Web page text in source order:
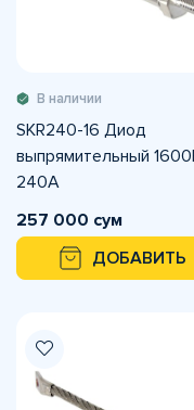
В наличии
SKR240-16 Диод
выпрямительный
240А
257 000 сум
ДОБАВИТЬ